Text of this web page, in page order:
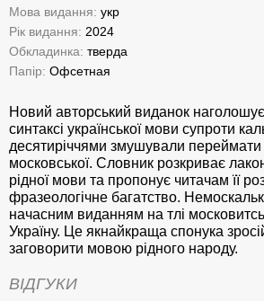
Мова видання: укр
Рік видання: 2024
Обкладинка: тверда
Папір: Офсетная
Новий авторський виданок
синтаксі української мови супроти
десятиріччями змушували
московської. Словник розкриває
рідної мови та пропонує читачам її
фразеологічне багатство.
начасним виданням на тлі
Україну. Це якнайкраща спонука
заговорити мовою рідного народу.
ВІДГУКИ